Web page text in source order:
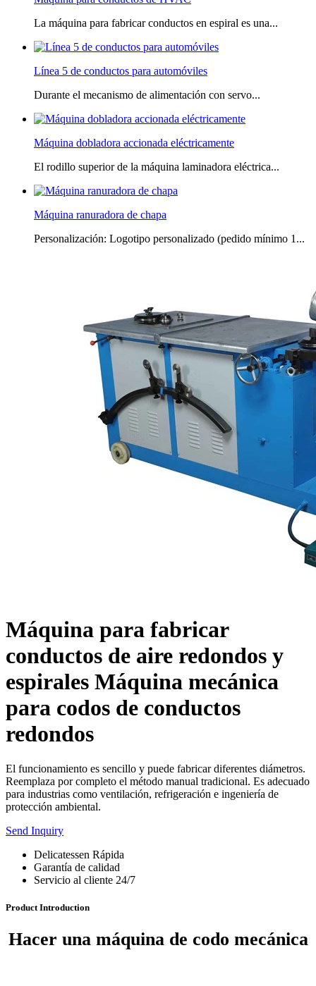
La máquina para fabricar conductos en espiral es una...
Línea 5 de conductos para automóviles
Durante el mecanismo de alimentación con servo...
Máquina dobladora accionada eléctricamente
El rodillo superior de la máquina laminadora eléctrica...
Máquina ranuradora de chapa
Personalización: Logotipo personalizado (pedido mínimo 1...
Máquina para fabricar
conductos de aire redondos y
espirales Máquina mecánica
para codos de conductos
redondos
El funcionamiento es sencillo y puede fabricar diferentes diámetros.
Reemplaza por completo el método manual tradicional. Es adecuado
para industrias como ventilación, refrigeración e ingeniería de
protección ambiental.
Send Inquiry
Delicatessen Rápida
Garantía de calidad
Servicio al cliente 24/7
Product Introduction
Hacer una máquina de codo mecánica